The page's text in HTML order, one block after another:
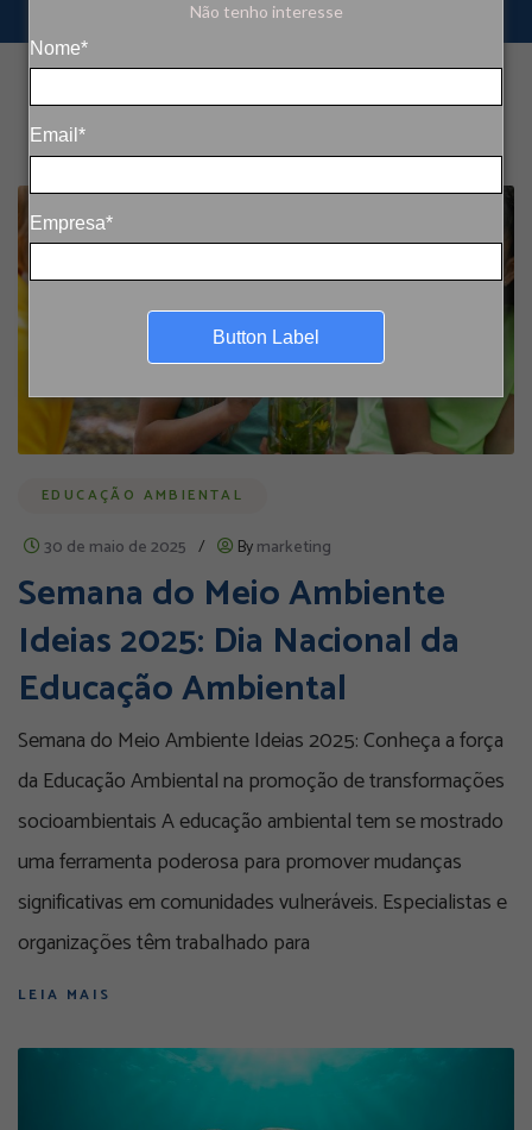
Não tenho interesse
Nome*
Email*
Empresa*
Button Label
EDUCAÇÃO AMBIENTAL
30 de maio de 2025 / Bymarketing
Semana do Meio Ambiente
Ideias 2025: Dia Nacional da
Educação Ambiental
Semana do Meio Ambiente Ideias 2025: Conheça a força
da Educação Ambiental na promoção de transformações
socioambientais A educação ambiental tem se mostrado
uma ferramenta poderosa para promover mudanças
significativas em comunidades vulneráveis. Especialistas e
organizações têm trabalhado para
LEIA MAIS